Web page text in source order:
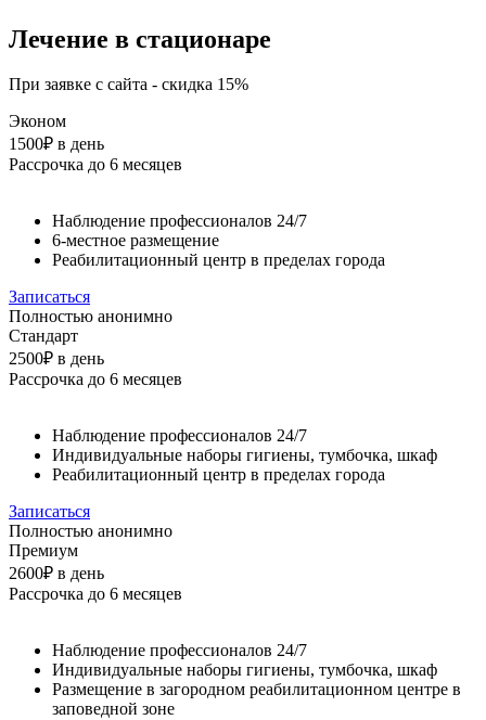
Лечение в стационаре
При заявке с сайта - скидка 15%
Эконом
1500₽ в день
Рассрочка до 6 месяцев
Наблюдение профессионалов 24/7
6-местное размещение
Реабилитационный центр в пределах города
Записаться
Полностью анонимно
Стандарт
2500₽ в день
Рассрочка до 6 месяцев
Наблюдение профессионалов 24/7
Индивидуальные наборы гигиены, тумбочка, шкаф
Реабилитационный центр в пределах города
Записаться
Полностью анонимно
Премиум
2600₽ в день
Рассрочка до 6 месяцев
Наблюдение профессионалов 24/7
Индивидуальные наборы гигиены, тумбочка, шкаф
Размещение в загородном реабилитационном центре в
заповедной зоне